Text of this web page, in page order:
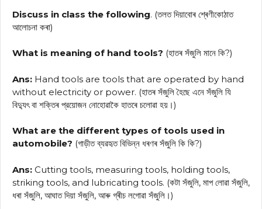
Discuss in class the following. (তলত দিয়াবোৰ শ্ৰেণীকোঠাত
আলোচনা কৰা)
What is meaning of hand tools? (হাতৰ সঁজুলি মানে কি?)
Ans: Hand tools are tools that are operated by hand
without electricity or power. (হাতৰ সঁজুলি হৈছে এনে সঁজুলি যি
বিদ্যুৎ বা শক্তিৰ প্রয়োজন নোহোৱাকৈ হাতৰে চলোৱা হয়।)
What are the different types of tools used in
automobile? (গাড়ীত ব্যৱহৃত বিভিন্ন ধৰণৰ সঁজুলি কি কি?)
Ans: Cutting tools, measuring tools, holding tools,
striking tools, and lubricating tools. (কটা সঁজুলি, মাপ লোৱা সঁজুলি,
ধৰা সঁজুলি, আঘাত দিয়া সঁজুলি, আৰু গ্ৰীচ লগোৱা সঁজুলি।)